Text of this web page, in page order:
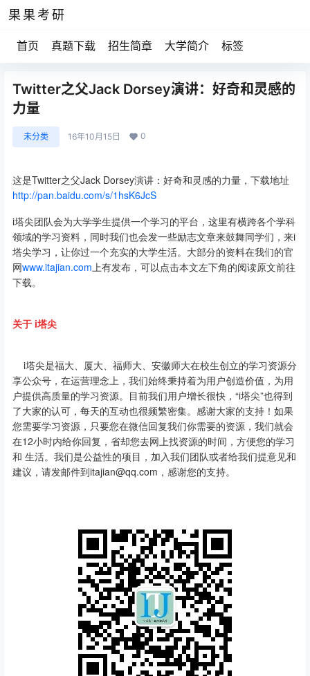
果果考研
首页 真题下载 招生简章 大学简介 标签
Twitter之父Jack Dorsey演讲：好奇和灵感的
力量
未分类 16年10月15日 0
这是Twitter之父Jack Dorsey演讲：好奇和灵感的力量，下载地址
http://pan.baidu.com/s/1hsK6JcS
i塔尖团队会为大学学生提供一个学习的平台，这里有横跨各个学科
领域的学习资料，同时我们也会发一些励志文章来鼓舞同学们，来i
塔尖学习，让你过一个充实的大学生活。大部分的资料在我们的官
网www.itajian.com上有发布，可以点击本文左下角的阅读原文前往
下载。
关于 i塔尖
i塔尖是福大、厦大、福师大、安徽师大在校生创立的学习资源分
享公众号，在运营理念上，我们始终秉持着为用户创造价值，为用
户提供高质量的学习资源。目前我们用户增长很快，“i塔尖”也得到
了大家的认可，每天的互动也很频繁密集。感谢大家的支持！如果
您需要学习资源，只要您在微信回复我们你需要的资源，我们就会
在12小时内给你回复，省却您去网上找资源的时间，方便您的学习
和 生活。我们是公益性的项目，加入我们团队或者给我们提意见和
建议，请发邮件到itajian@qq.com，感谢您的支持。